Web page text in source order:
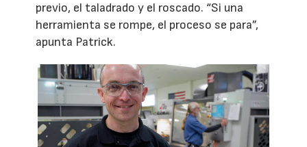
previo, el taladrado y el roscado. “Si una
herramienta se rompe, el proceso se para”,
apunta Patrick.